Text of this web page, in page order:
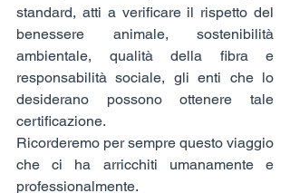
standard, atti a verificare il rispetto del
benessere animale, sostenibilità
ambientale, qualità della fibra e
responsabilità sociale, gli enti che lo
desiderano possono ottenere tale
certificazione.
Ricorderemo per sempre questo viaggio
che ci ha arricchiti umanamente e
professionalmente.